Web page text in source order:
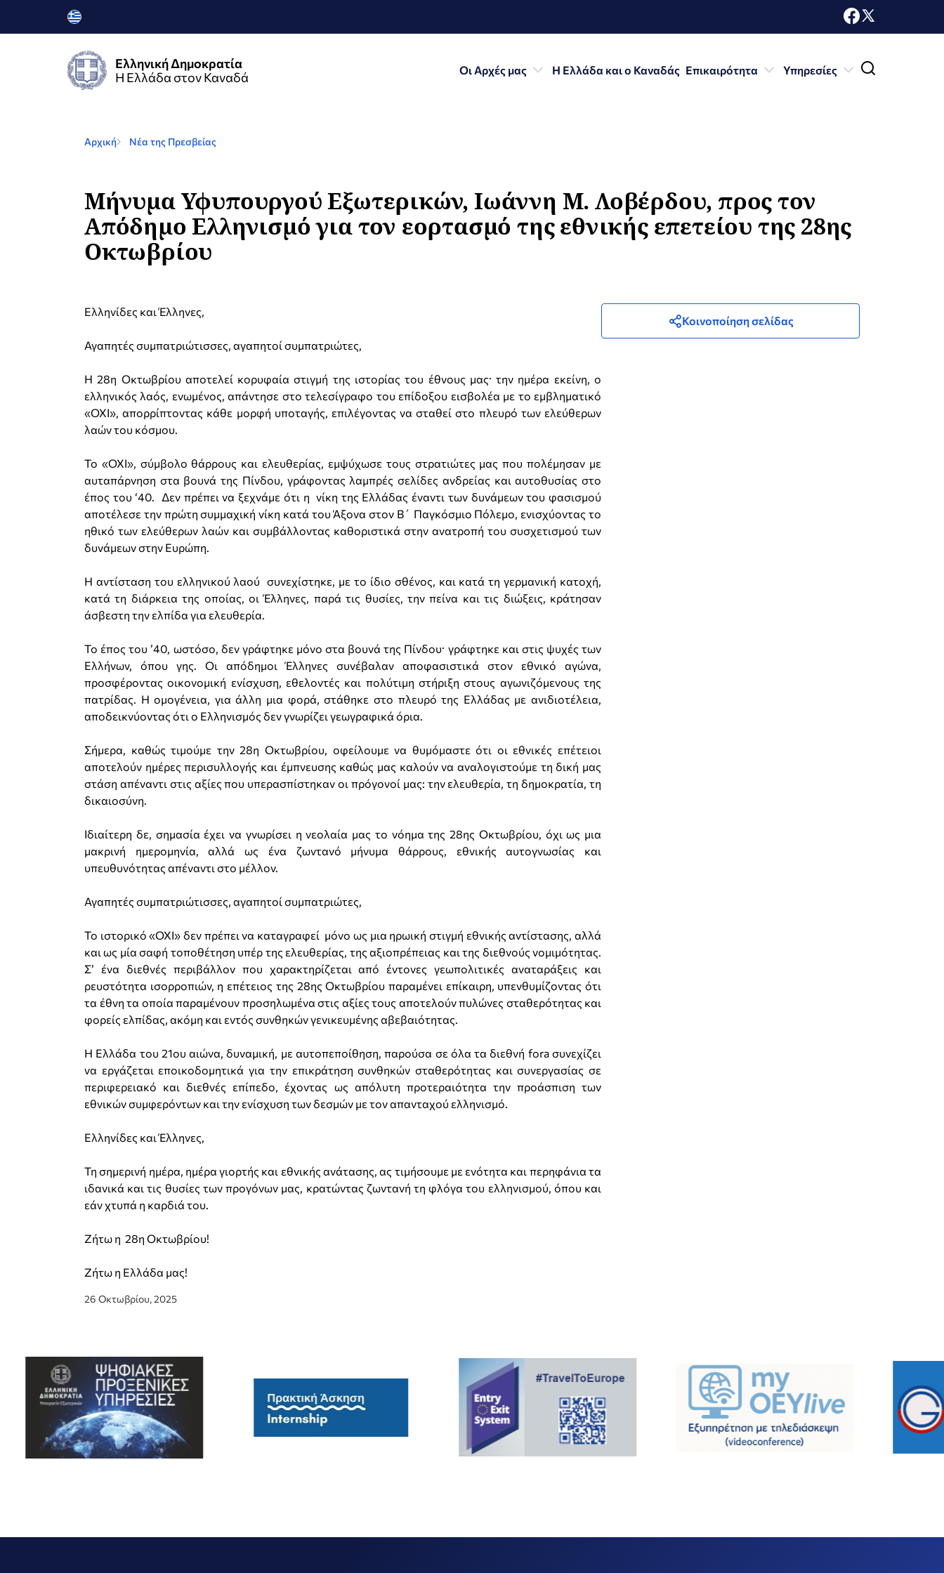
Ελληνική Δημοκρατία
Η Ελλάδα στον Καναδά
Οι Αρχές μας Η Ελλάδα και ο Καναδάς Επικαιρότητα Υπηρεσίες
Αρχική Νέα της Πρεσβείας
Μήνυμα Υφυπουργού Εξωτερικών, Iωάννη Μ. Λοβέρδου, προς τον
Απόδημο Ελληνισμό για τον εορτασμό της εθνικής επετείου της 28ης
Οκτωβρίου
Ελληνίδες και Έλληνες,
Αγαπητές συμπατριώτισσες, αγαπητοί συμπατριώτες,
Η 28η Οκτωβρίου αποτελεί κορυφαία στιγμή της ιστορίας του έθνους μας· την ημέρα εκείνη, ο
ελληνικός λαός, ενωμένος, απάντησε στο τελεσίγραφο του επίδοξου εισβολέα με το εμβληματικό
«ΟΧΙ», απορρίπτοντας κάθε μορφή υποταγής, επιλέγοντας να σταθεί στο πλευρό των ελεύθερων
λαών του κόσμου.
To «ΟΧΙ», σύμβολο θάρρους και ελευθερίας, εμψύχωσε τους στρατιώτες μας που πολέμησαν με
αυταπάρνηση στα βουνά της Πίνδου, γράφοντας λαμπρές σελίδες ανδρείας και αυτοθυσίας στο
έπος του ‘40. Δεν πρέπει να ξεχνάμε ότι η νίκη της Ελλάδας έναντι των δυνάμεων του φασισμού
αποτέλεσε την πρώτη συμμαχική νίκη κατά του Άξονα στον Β΄ Παγκόσμιο Πόλεμο, ενισχύοντας το
ηθικό των ελεύθερων λαών και συμβάλλοντας καθοριστικά στην ανατροπή του συσχετισμού των
δυνάμεων στην Ευρώπη.
Η αντίσταση του ελληνικού λαού συνεχίστηκε, με το ίδιο σθένος, και κατά τη γερμανική κατοχή,
κατά τη διάρκεια της οποίας, οι Έλληνες, παρά τις θυσίες, την πείνα και τις διώξεις, κράτησαν
άσβεστη την ελπίδα για ελευθερία.
Το έπος του ’40, ωστόσο, δεν γράφτηκε μόνο στα βουνά της Πίνδου· γράφτηκε και στις ψυχές των
Ελλήνων, όπου γης. Οι απόδημοι Έλληνες συνέβαλαν αποφασιστικά στον εθνικό αγώνα,
προσφέροντας οικονομική ενίσχυση, εθελοντές και πολύτιμη στήριξη στους αγωνιζόμενους της
πατρίδας. Η ομογένεια, για άλλη μια φορά, στάθηκε στο πλευρό της Ελλάδας με ανιδιοτέλεια,
αποδεικνύοντας ότι ο Ελληνισμός δεν γνωρίζει γεωγραφικά όρια.
Σήμερα, καθώς τιμούμε την 28η Οκτωβρίου, οφείλουμε να θυμόμαστε ότι οι εθνικές επέτειοι
αποτελούν ημέρες περισυλλογής και έμπνευσης καθώς μας καλούν να αναλογιστούμε τη δική μας
στάση απέναντι στις αξίες που υπερασπίστηκαν οι πρόγονοί μας: την ελευθερία, τη δημοκρατία, τη
δικαιοσύνη.
Ιδιαίτερη δε, σημασία έχει να γνωρίσει η νεολαία μας το νόημα της 28ης Οκτωβρίου, όχι ως μια
μακρινή ημερομηνία, αλλά ως ένα ζωντανό μήνυμα θάρρους, εθνικής αυτογνωσίας και
υπευθυνότητας απέναντι στο μέλλον.
Αγαπητές συμπατριώτισσες, αγαπητοί συμπατριώτες,
Το ιστορικό «ΟΧΙ» δεν πρέπει να καταγραφεί μόνο ως μια ηρωική στιγμή εθνικής αντίστασης, αλλά
και ως μία σαφή τοποθέτηση υπέρ της ελευθερίας, της αξιοπρέπειας και της διεθνούς νομιμότητας.
Σ’ ένα διεθνές περιβάλλον που χαρακτηρίζεται από έντονες γεωπολιτικές αναταράξεις και
ρευστότητα ισορροπιών, η επέτειος της 28ης Οκτωβρίου παραμένει επίκαιρη, υπενθυμίζοντας ότι
τα έθνη τα οποία παραμένουν προσηλωμένα στις αξίες τους αποτελούν πυλώνες σταθερότητας και
φορείς ελπίδας, ακόμη και εντός συνθηκών γενικευμένης αβεβαιότητας.
Η Ελλάδα του 21ου αιώνα, δυναμική, με αυτοπεποίθηση, παρούσα σε όλα τα διεθνή fora συνεχίζει
να εργάζεται εποικοδομητικά για την επικράτηση συνθηκών σταθερότητας και συνεργασίας σε
περιφερειακό και διεθνές επίπεδο, έχοντας ως απόλυτη προτεραιότητα την προάσπιση των
εθνικών συμφερόντων και την ενίσχυση των δεσμών με τον απανταχού ελληνισμό.
Ελληνίδες και Έλληνες,
Τη σημερινή ημέρα, ημέρα γιορτής και εθνικής ανάτασης, ας τιμήσουμε με ενότητα και περηφάνια τα
ιδανικά και τις θυσίες των προγόνων μας, κρατώντας ζωντανή τη φλόγα του ελληνισμού, όπου και
εάν χτυπά η καρδιά του.
Ζήτω η 28η Οκτωβρίου!
Ζήτω η Ελλάδα μας!
26 Οκτωβρίου, 2025
Κοινοποίηση σελίδας